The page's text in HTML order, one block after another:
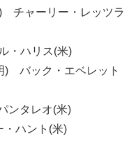
チャーリー・レッツラ
・ハリス(米)
) バック・エベレット
タレオ(米)
ハント(米)